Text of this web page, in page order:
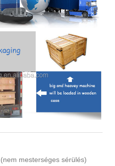
mesterséges sérülés)